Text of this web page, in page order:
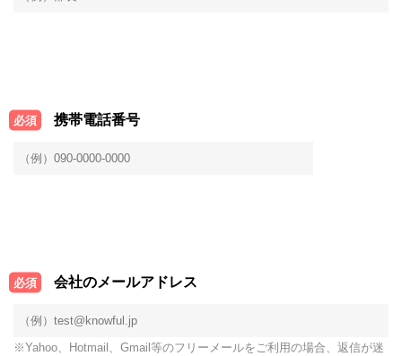
携帯電話番号
必須
会社のメールアドレス
必須
※Yahoo、Hotmail、Gmail等のフリーメールをご利用の場合、返信が迷